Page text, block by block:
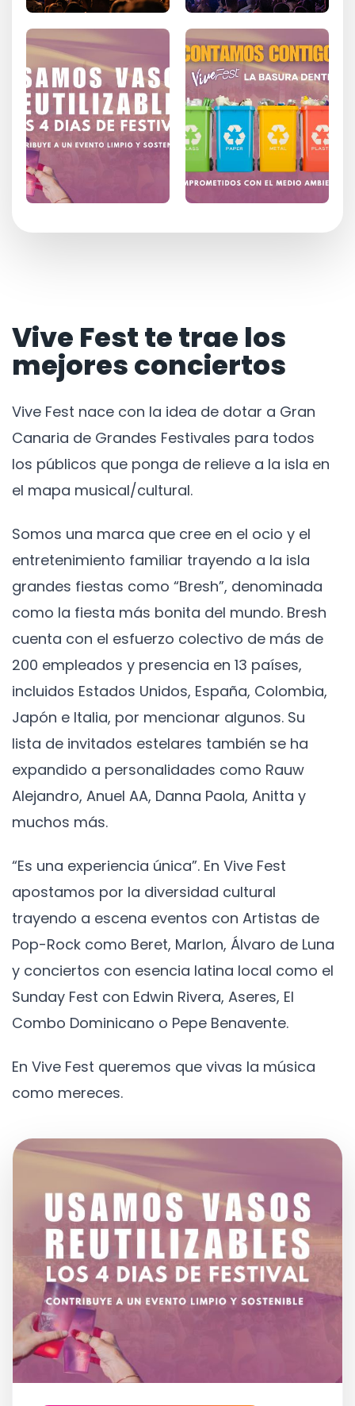
Vive Fest te trae los
mejores conciertos
Vive Fest nace con la idea de dotar a Gran
Canaria de Grandes Festivales para todos
los públicos que ponga de relieve a la isla en
el mapa musical/cultural.
Somos una marca que cree en el ocio y el
entretenimiento familiar trayendo a la isla
grandes fiestas como “Bresh”, denominada
como la fiesta más bonita del mundo. Bresh
cuenta con el esfuerzo colectivo de más de
200 empleados y presencia en 13 países,
incluidos Estados Unidos, España, Colombia,
Japón e Italia, por mencionar algunos. Su
lista de invitados estelares también se ha
expandido a personalidades como Rauw
Alejandro, Anuel AA, Danna Paola, Anitta y
muchos más.
“Es una experiencia única”. En Vive Fest
apostamos por la diversidad cultural
trayendo a escena eventos con Artistas de
Pop-Rock como Beret, Marlon, Álvaro de Luna
y conciertos con esencia latina local como el
Sunday Fest con Edwin Rivera, Aseres, El
Combo Dominicano o Pepe Benavente.
En Vive Fest queremos que vivas la música
como mereces.